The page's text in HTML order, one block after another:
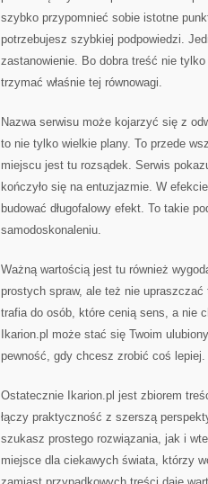
szybko przypomnieć sobie istotne
potrzebujesz szybkiej podpowiedzi.
zastanowienie. Bo dobra treść nie
trzymać właśnie tej równowagi.
Nazwa serwisu może kojarzyć się z
to nie tylko wielkie plany. To przede
miejscu jest tu rozsądek. Serwis
kończyło się na entuzjazmie. W
budować długofalowy efekt. To takie
samodoskonaleniu.
Ważną wartością jest tu również
prostych spraw, ale też nie
trafia do osób, które cenią sens, a nie
Ikarion.pl może stać się Twoim
pewność, gdy chcesz zrobić coś lepiej.
Ostatecznie Ikarion.pl jest zbiorem
łączy praktyczność z szerszą
szukasz prostego rozwiązania, jak i
miejsce dla ciekawych świata, którzy